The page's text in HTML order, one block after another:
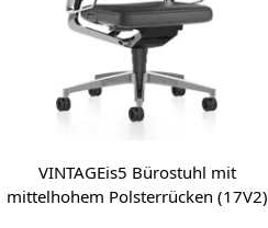
VINTAGEis5 Bürostuhl mit
mittelhohem Polsterrücken (17V2)